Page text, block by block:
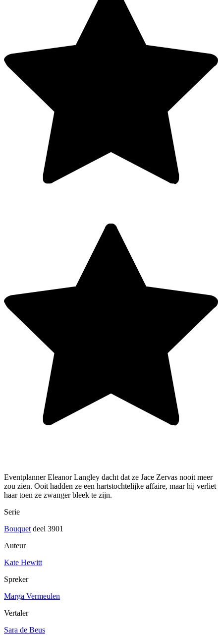
Eventplanner Eleanor Langley dacht dat ze Jace Zervas nooit meer
zou zien. Ooit hadden ze een hartstochtelijke affaire, maar hij verliet
haar toen ze zwanger bleek te zijn.
Serie
Bouquet deel 3901
Auteur
Kate Hewitt
Spreker
Marga Vermeulen
Vertaler
Sara de Beus